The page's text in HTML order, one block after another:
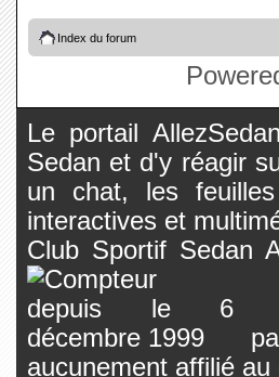
Index du forum
Le portail
Sedan et d'y réagir
un chat, les
interactives et
Club Sportif Sedan
aucunement affilié